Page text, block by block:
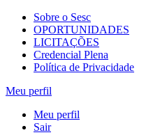
Sobre o Sesc
OPORTUNIDADES
LICITAÇÕES
Credencial Plena
Política de Privacidade
Meu perfil
Meu perfil
Sair